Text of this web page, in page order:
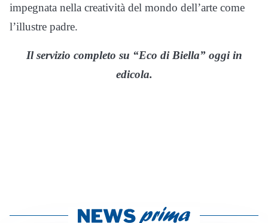
impegnata nella creatività del mondo dell’arte come
l’illustre padre.
Il servizio completo su “Eco di Biella” oggi in
edicola.